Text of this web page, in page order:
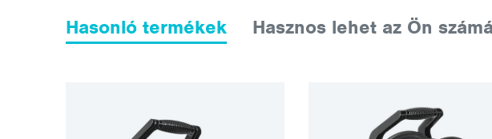
Hasonló termékek Hasznos lehet az Ön